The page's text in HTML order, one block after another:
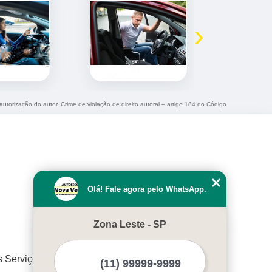
›
do autor. Crime de violação de direito autoral – artigo 184 do Código
Serviços
Olá! Fale agora pelo WhatsApp.
Zona Leste - SP